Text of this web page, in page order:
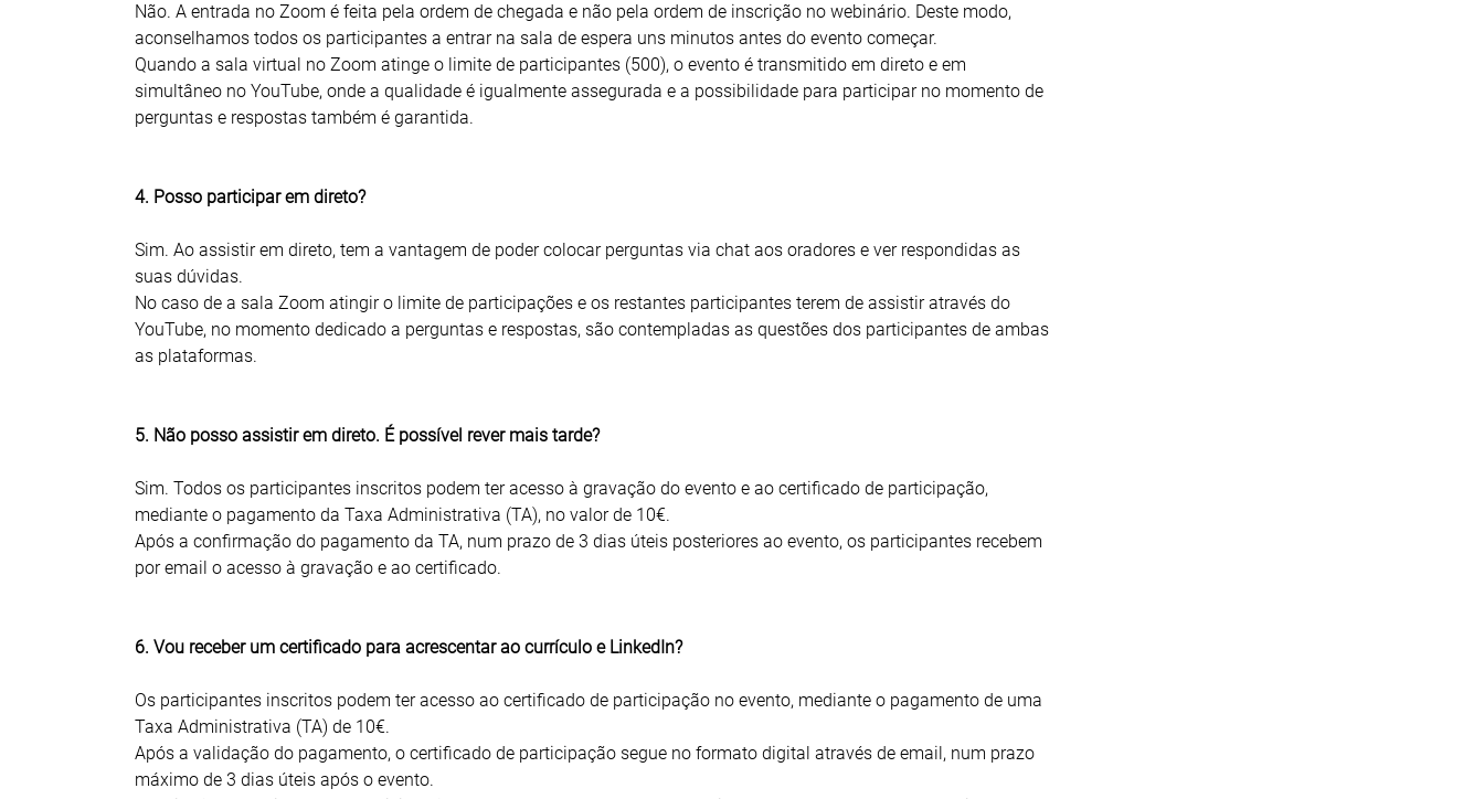
Não. A entrada no Zoom é feita pela ordem de chegada e não pela ordem de inscrição no webinário. Deste modo,
aconselhamos todos os participantes a entrar na sala de espera uns minutos antes do evento começar.
Quando a sala virtual no Zoom atinge o limite de participantes (500), o evento é transmitido em direto e em
simultâneo no YouTube, onde a qualidade é igualmente assegurada e a possibilidade para participar no momento de
perguntas e respostas também é garantida.
4. Posso participar em direto?
Sim. Ao assistir em direto, tem a vantagem de poder colocar perguntas via chat aos oradores e ver respondidas as
suas dúvidas.
No caso de a sala Zoom atingir o limite de participações e os restantes participantes terem de assistir através do
YouTube, no momento dedicado a perguntas e respostas, são contempladas as questões dos participantes de ambas
as plataformas.
5. Não posso assistir em direto. É possível rever mais tarde?
Sim. Todos os participantes inscritos podem ter acesso à gravação do evento e ao certificado de participação,
mediante o pagamento da Taxa Administrativa (TA), no valor de 10€.
Após a confirmação do pagamento da TA, num prazo de 3 dias úteis posteriores ao evento, os participantes recebem
por email o acesso à gravação e ao certificado.
6. Vou receber um certificado para acrescentar ao currículo e LinkedIn?
Os participantes inscritos podem ter acesso ao certificado de participação no evento, mediante o pagamento de uma
Taxa Administrativa (TA) de 10€.
Após a validação do pagamento, o certificado de participação segue no formato digital através de email, num prazo
máximo de 3 dias úteis após o evento.